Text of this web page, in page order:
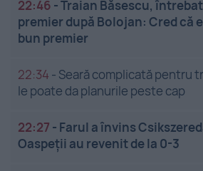
22:46 -Traian Băsescu,
premier după Bolojan: Cred că
bun premier
22:34 - Seară complicată pentru
le poate da planurile peste cap
22:27 - Farul a învins
Oaspeții au revenit de la 0-3